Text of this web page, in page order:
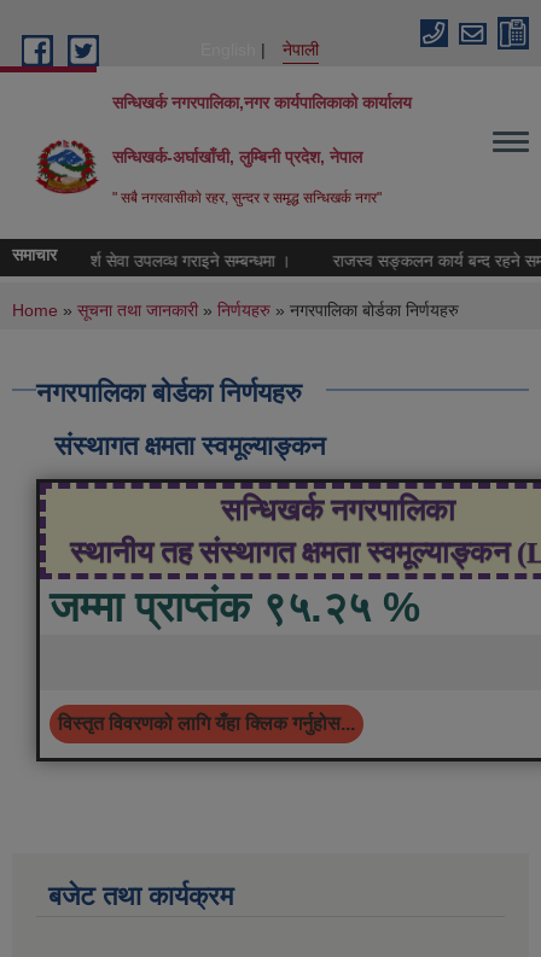
नेपाली
सन्धिखर्क नगरपालिका,नगर कार्यपालिकाको कार्यालय
सन्धिखर्क-अर्घाखाँची, लुम्बिनी प्रदेश, नेपाल
" सबै नगरवासीकाे रहर, सुन्दर र समृद्ध सन्धिखर्क नगर"
समाचारपरामर्श सेवा उपलव्ध गराइने सम्बन्धमा । राजस्व सङ्कलन कार्य बन्द रहने
You are here
Home » सूचना तथा जानकारी » निर्णयहरु » नगरपालिका बोर्डका निर्णयहरु
नगरपालिका बोर्डका निर्णयहरु
संस्थागत क्षमता स्वमूल्याङ्कन
सन्धिखर्क नगरपालिका
स्थानीय तह संस्थागत क्षमता स्वमूल्याङ्कन
जम्मा प्राप्तंक ९५.२५ %
विस्तृत विवरणको लागि यँहा क्लिक गर्नुहोस...
बजेट तथा कार्यक्रम